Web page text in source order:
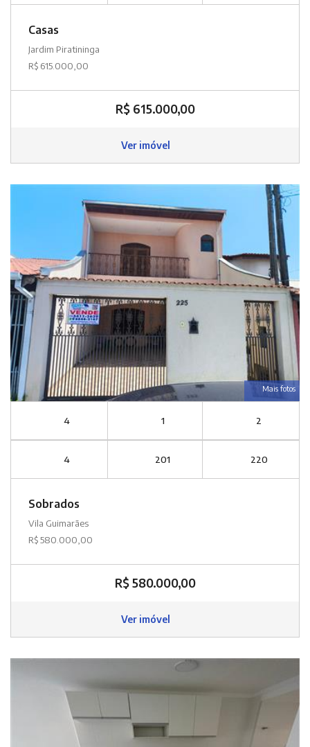
Casas
Jardim Piratininga
R$ 615.000,00
R$ 615.000,00
Ver imóvel
Mais fotos
4 1 2
4 201 220
Sobrados
Vila Guimarães
R$ 580.000,00
R$ 580.000,00
Ver imóvel